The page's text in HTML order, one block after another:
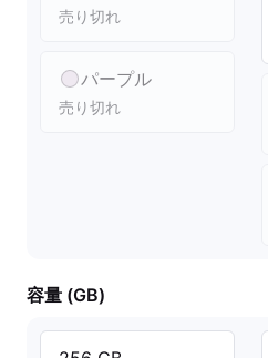
売り切れ
パープル
売り切れ
容量 (GB)